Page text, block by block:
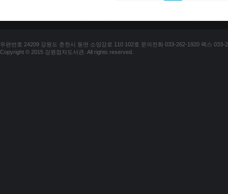
우편번호 24209 강원도 춘천시 동면 소양강로 110 102호 문의전화 033-262-1920 팩스 033-
Copyright © 2015 강원점자도서관. All rights reserved.